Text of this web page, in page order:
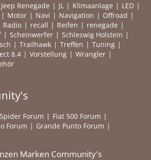
Jeep Renegade JL Klimaanlage
LED
Motor Navi Navigation
Offroad
Radio recall Reifen
renegade
Scheinwerfer
Schleswig Holstein
Trailhawk Treffen
Tuning
8.4 Vorstellung
Wrangler
Forum
Fiat 500 Forum
Forum
Grande Punto Forum
Marken Community's